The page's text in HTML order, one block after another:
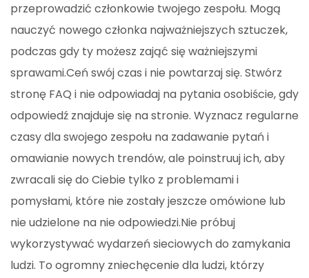
przeprowadzić członkowie twojego zespołu. Mogą
nauczyć nowego członka najważniejszych sztuczek,
podczas gdy ty możesz zająć się ważniejszymi
sprawami.Ceń swój czas i nie powtarzaj się. Stwórz
stronę FAQ i nie odpowiadaj na pytania osobiście, gdy
odpowiedź znajduje się na stronie. Wyznacz regularne
czasy dla swojego zespołu na zadawanie pytań i
omawianie nowych trendów, ale poinstruuj ich, aby
zwracali się do Ciebie tylko z problemami i
pomysłami, które nie zostały jeszcze omówione lub
nie udzielone na nie odpowiedzi.Nie próbuj
wykorzystywać wydarzeń sieciowych do zamykania
ludzi. To ogromny zniechęcenie dla ludzi, którzy